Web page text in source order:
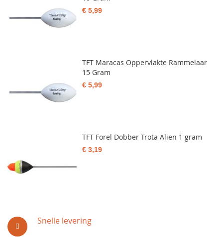
Snelle levering
€ 5,99
TFT Maracas Oppervlakte Rammelaar
15 Gram
€ 5,99
TFT Forel Dobber Trota Alien 1 gram
€ 3,19